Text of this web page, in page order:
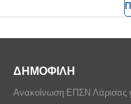
ΔΗΜΟΦΙΛΗ
Ανακοίνωση ΕΠΣΝ Λάρισας